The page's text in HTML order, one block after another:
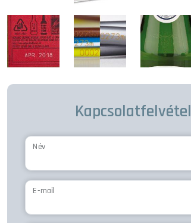
Kapcsolatfelvétel
Név
E-mail